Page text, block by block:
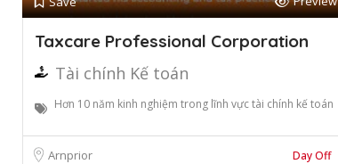
Taxcare Professional Corporation
Tài chính Kế toán
Hơn 10 năm kinh nghiệm trong lĩnh vực tài chính kế toán
Arnprior Day Off